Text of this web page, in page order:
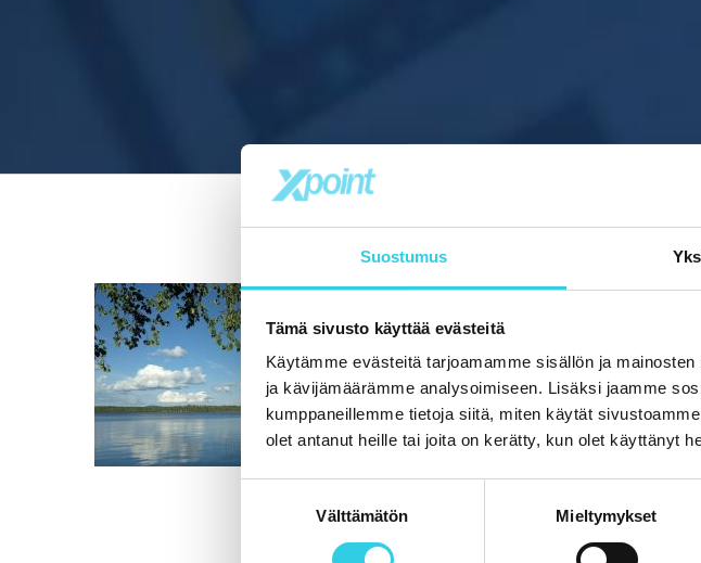
Suostumus
Tämä sivusto käyttää evästeitä
Käytämme evästeitä tarjoamamme sisällön ja
ja kävijämäärämme analysoimiseen. Lisäksi jaamme
kumppaneillemme tietoja siitä, miten käytät
olet antanut heille tai joita on kerätty, kun olet käyttänyt
Välttämätön Mieltymykset